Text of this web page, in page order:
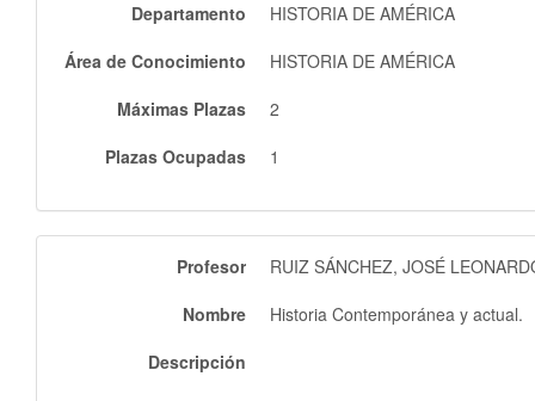
Departamento
HISTORIA DE AMÉRICA
Área de Conocimiento
HISTORIA DE AMÉRICA
Máximas Plazas
2
Plazas Ocupadas
1
Profesor
RUIZ SÁNCHEZ, JOSÉ
Nombre
Historia Contemporánea y actual.
Descripción